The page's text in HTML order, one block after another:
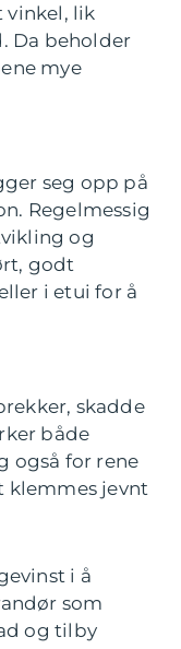
vinkel, lik
Da beholder
mye
seg opp på
Regelmessig
og
godt
i etui for å
skadde
både
også for rene
klemmes jevnt
i å
som
og tilby